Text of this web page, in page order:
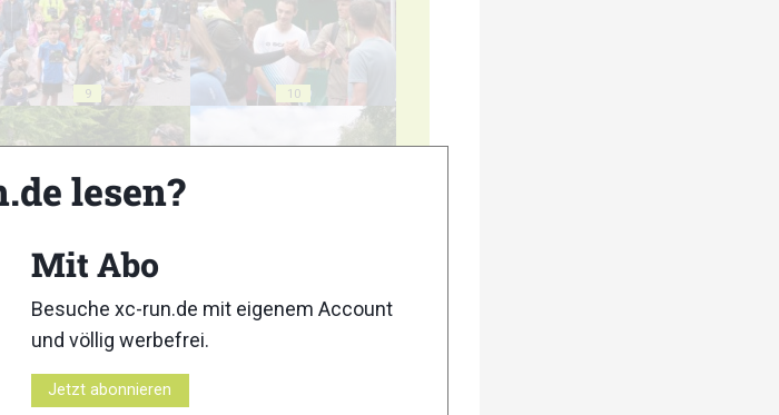
9 10
14
lesen?
Mit Abo
Besuche xc-run.de mit eigenem Account
und völlig werbefrei.
Jetzt abonnieren